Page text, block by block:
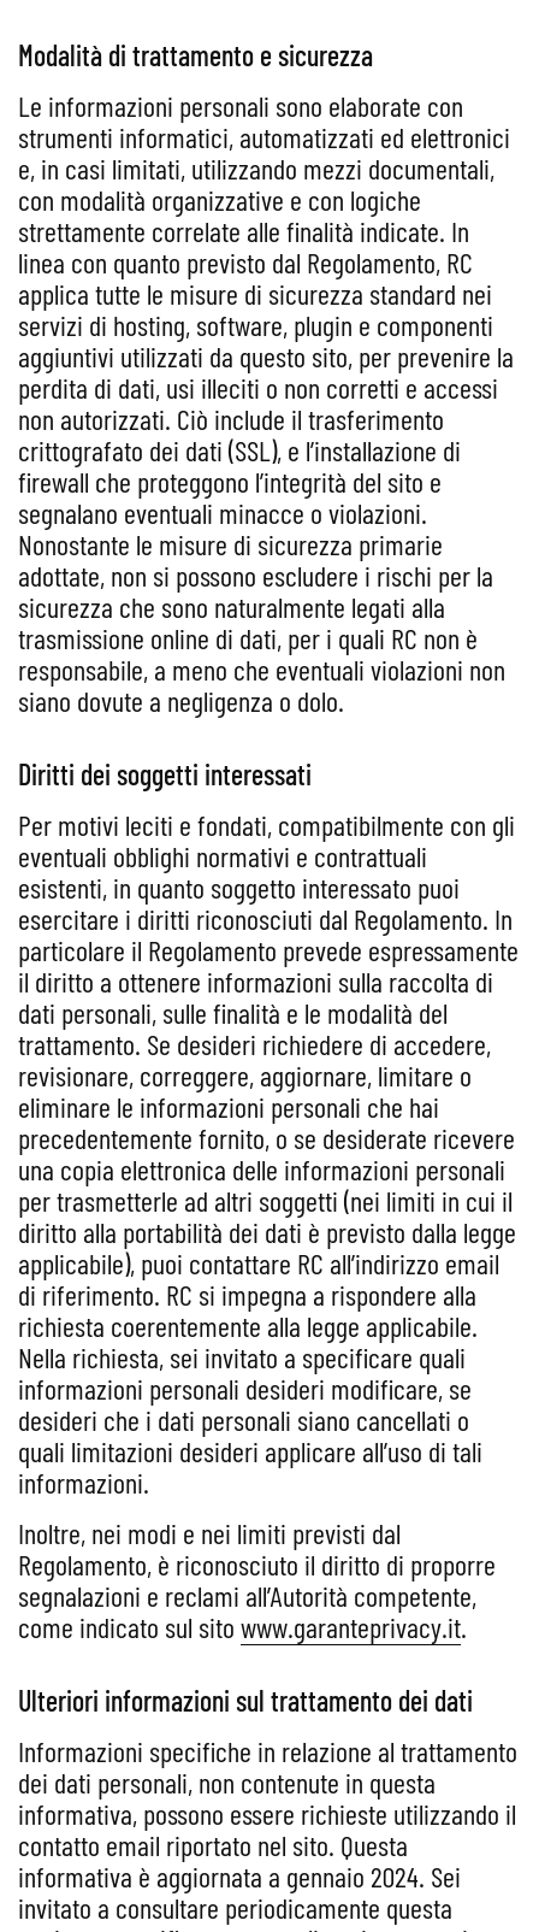
Modalità di trattamento e sicurezza
Le informazioni personali sono elaborate con
strumenti informatici, automatizzati ed elettronici
e, in casi limitati, utilizzando mezzi documentali,
con modalità organizzative e con logiche
strettamente correlate alle finalità indicate. In
linea con quanto previsto dal Regolamento, RC
applica tutte le misure di sicurezza standard nei
servizi di hosting, software, plugin e componenti
aggiuntivi utilizzati da questo sito, per prevenire la
perdita di dati, usi illeciti o non corretti e accessi
non autorizzati. Ciò include il trasferimento
crittografato dei dati (SSL), e l’installazione di
firewall che proteggono l’integrità del sito e
segnalano eventuali minacce o violazioni.
Nonostante le misure di sicurezza primarie
adottate, non si possono escludere i rischi per la
sicurezza che sono naturalmente legati alla
trasmissione online di dati, per i quali RC non è
responsabile, a meno che eventuali violazioni non
siano dovute a negligenza o dolo.
Diritti dei soggetti interessati
Per motivi leciti e fondati, compatibilmente con gli
eventuali obblighi normativi e contrattuali
esistenti, in quanto soggetto interessato puoi
esercitare i diritti riconosciuti dal Regolamento. In
particolare il Regolamento prevede espressamente
il diritto a ottenere informazioni sulla raccolta di
dati personali, sulle finalità e le modalità del
trattamento. Se desideri richiedere di accedere,
revisionare, correggere, aggiornare, limitare o
eliminare le informazioni personali che hai
precedentemente fornito, o se desiderate ricevere
una copia elettronica delle informazioni personali
per trasmetterle ad altri soggetti (nei limiti in cui il
diritto alla portabilità dei dati è previsto dalla legge
applicabile), puoi contattare RC all’indirizzo email
di riferimento. RC si impegna a rispondere alla
richiesta coerentemente alla legge applicabile.
Nella richiesta, sei invitato a specificare quali
informazioni personali desideri modificare, se
desideri che i dati personali siano cancellati o
quali limitazioni desideri applicare all’uso di tali
informazioni.
Inoltre, nei modi e nei limiti previsti dal
Regolamento, è riconosciuto il diritto di proporre
segnalazioni e reclami all’Autorità competente,
come indicato sul sito www.garanteprivacy.it.
Ulteriori informazioni sul trattamento dei dati
Informazioni specifiche in relazione al trattamento
dei dati personali, non contenute in questa
informativa, possono essere richieste utilizzando il
contatto email riportato nel sito. Questa
informativa è aggiornata a gennaio 2024. Sei
invitato a consultare periodicamente questa